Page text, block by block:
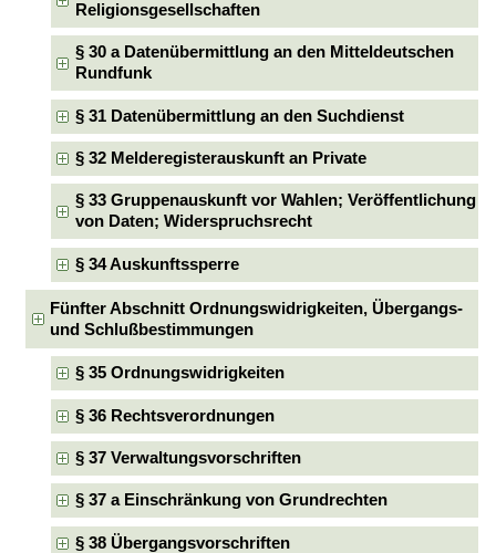
Religionsgesellschaften
§ 30 a Datenübermittlung an den Mitteldeutschen
Rundfunk
§ 31 Datenübermittlung an den Suchdienst
§ 32 Melderegisterauskunft an Private
§ 33 Gruppenauskunft vor Wahlen; Veröffentlichung
von Daten; Widerspruchsrecht
§ 34 Auskunftssperre
Fünfter Abschnitt Ordnungswidrigkeiten, Übergangs-
und Schlußbestimmungen
§ 35 Ordnungswidrigkeiten
§ 36 Rechtsverordnungen
§ 37 Verwaltungsvorschriften
§ 37 a Einschränkung von Grundrechten
§ 38 Übergangsvorschriften